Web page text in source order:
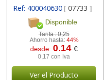
Ref: 400040630[ 07733 ]
Disponible
Tarifa :0,25
Ahorro hasta: 44%
desde:0.14€
0,17 con Iva
Ver el Producto